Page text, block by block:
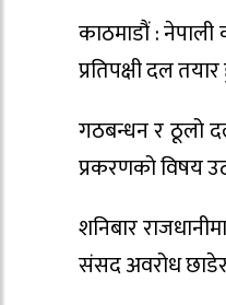
काठमाडौं :
प्रतिपक्षी दल
गठबन्धन र ठूलो
प्रकरणको विषय
शनिबार
संसद अवरोध